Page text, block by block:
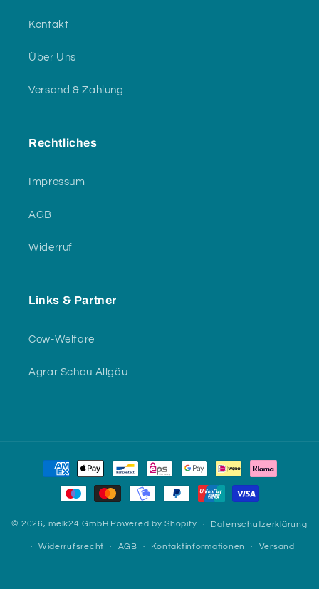
Kontakt
Über Uns
Versand & Zahlung
Rechtliches
Impressum
AGB
Widerruf
Links & Partner
Cow-Welfare
Agrar Schau Allgäu
Zahlungsmethoden
© 2026,melk24 GmbH Powered by Shopify Datenschutzerklärung
Widerrufsrecht AGB Kontaktinformationen Versand